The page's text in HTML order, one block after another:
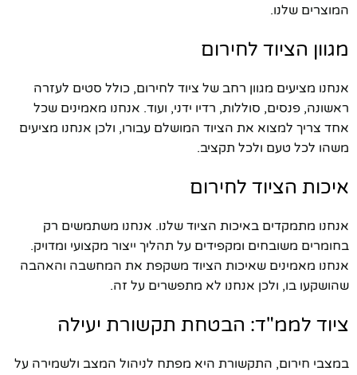
המוצרים שלנו.
מגוון הציוד לחירום
אנחנו מציעים מגוון רחב של ציוד לחירום, כולל סטים לעזרה
ראשונה, פנסים, סוללות, רדיו ידני, ועוד. אנחנו מאמינים שכל
אחד צריך למצוא את הציוד המושלם עבורו, ולכן אנחנו מציעים
משהו לכל טעם ולכל תקציב.
איכות הציוד לחירום
אנחנו מתמקדים באיכות הציוד שלנו. אנחנו משתמשים רק
בחומרים משובחים ומקפידים על תהליך ייצור מקצועי ומדויק.
אנחנו מאמינים שאיכות הציוד משקפת את המחשבה והאהבה
שהושקעו בו, ולכן אנחנו לא מתפשרים על זה.
ציוד לממ"ד: הבטחת תקשורת יעילה
במצבי חירום, התקשורת היא מפתח לניהול המצב ולשמירה על